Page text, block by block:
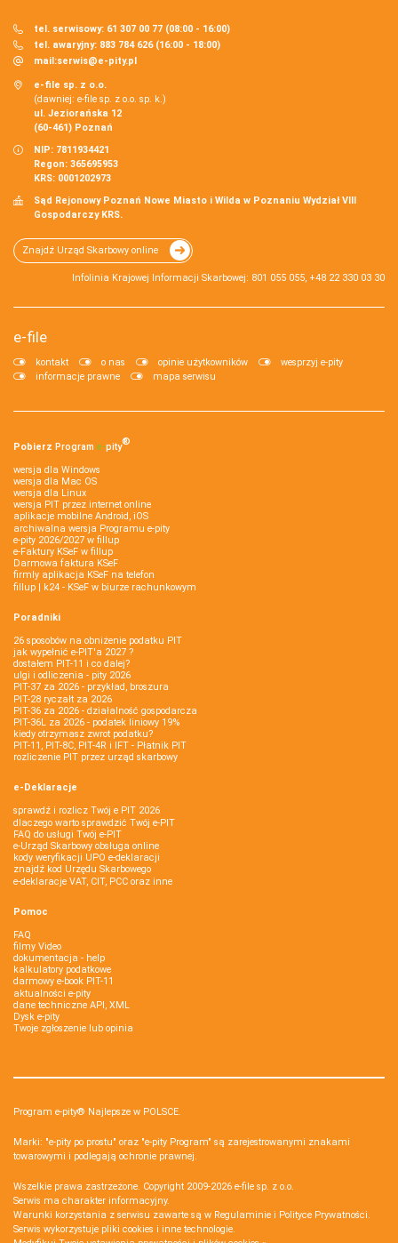
tel. serwisowy: 61 307 00 77 (08:00 - 16:00)
tel. awaryjny: 883 784 626 (16:00 - 18:00)
mail:serwis@e-pity.pl
e-file sp. z o.o.
(dawniej: e-file sp. z o.o. sp. k.)
ul. Jeziorańska 12
(60-461) Poznań
NIP: 7811934421
Regon: 365695953
KRS: 0001202973
Sąd Rejonowy Poznań Nowe Miasto i Wilda w Poznaniu Wydział VIII
Gospodarczy KRS.
Znajdź Urząd Skarbowy online
Infolinia Krajowej Informacji Skarbowej: 801 055 055, +48 22 330 03 30
e-file
kontakt o nas opinie użytkowników
wesprzyj e-pity
informacje prawne
mapa serwisu
Pobierz Program e‑pity®
wersja dla Windows
wersja dla Mac OS
wersja dla Linux
wersja PIT przez internet online
aplikacje mobilne Android, iOS
archiwalna wersja Programu e-pity
e-pity 2026/2027 w fillup
e‑Faktury KSeF w fillup
Darmowa faktura KSeF
firmly aplikacja KSeF na telefon
fillup | k24 - KSeF w biurze rachunkowym
Poradniki
26 sposobów na obniżenie podatku PIT
jak wypełnić e-PIT'a 2027 ?
dostałem PIT-11 i co dalej?
ulgi i odliczenia - pity 2026
PIT-37 za 2026 - przykład, broszura
PIT-28 ryczałt za 2026
PIT-36 za 2026 - działalność gospodarcza
PIT-36L za 2026 - podatek liniowy 19%
kiedy otrzymasz zwrot podatku?
PIT-11, PIT-8C, PIT-4R i IFT - Płatnik PIT
rozliczenie PIT przez urząd skarbowy
e-Deklaracje
sprawdź i rozlicz Twój e PIT 2026
dlaczego warto sprawdzić Twój e-PIT
FAQ do usługi Twój e-PIT
e-Urząd Skarbowy obsługa online
kody weryfikacji UPO e-deklaracji
znajdź kod Urzędu Skarbowego
e-deklaracje VAT, CIT, PCC oraz inne
Pomoc
FAQ
filmy Video
dokumentacja - help
kalkulatory podatkowe
darmowy e-book PIT-11
aktualności e-pity
dane techniczne API, XML
Dysk e-pity
Twoje zgłoszenie lub opinia
Program e-pity® Najlepsze w POLSCE.
Marki: "e-pity po prostu" oraz "e-pity Program" są zarejestrowanymi znakami
towarowymi i podlegają ochronie prawnej.
Wszelkie prawa zastrzeżone. Copyright 2009-2026 e-file sp. z o.o.
Serwis ma charakter informacyjny.
Warunki korzystania z serwisu zawarte są w Regulaminie i Polityce Prywatności.
Serwis wykorzystuje pliki cookies i inne technologie.